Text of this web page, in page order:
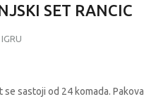
SET RANCIC
se sastoji od 24 komada.